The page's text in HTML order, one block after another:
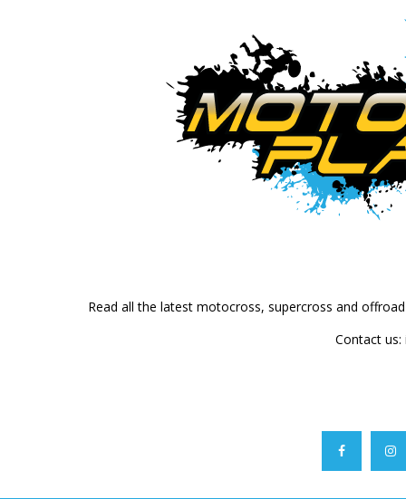
Read all the latest motocross, supercross and
Contact us: